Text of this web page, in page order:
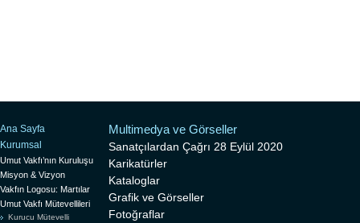
Ana Sayfa
Kurumsal
Umut Vakfı’nın Kuruluşu
Misyon & Vizyon
Vakfın Logosu: Martılar
Umut Vakfı Mütevellileri
Kurucu Mütevelli
Multimedya ve Görseller
Sanatçılardan Çağrı 28 Eylül 2020
Karikatürler
Kataloglar
Grafik ve Görseller
Fotoğraflar